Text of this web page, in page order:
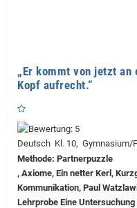
„Er kommt von jetzt
Kopf aufrecht.“
Deutsch Kl. 10, Gymnasium/
Methode: Partnerpuzzle
, Axiome, Ein netter Kerl,
Kommunikation, Paul
Lehrprobe Eine